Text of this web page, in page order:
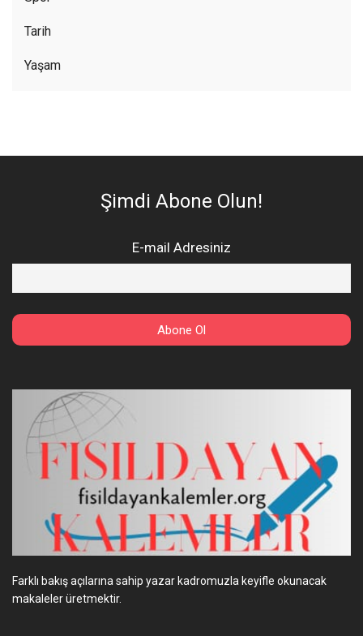
Tarih
Yaşam
Şimdi Abone Olun!
E-mail Adresiniz
Farklı bakış açılarına sahip yazar kadromuzla keyifle okunacak
makaleler üretmektir.